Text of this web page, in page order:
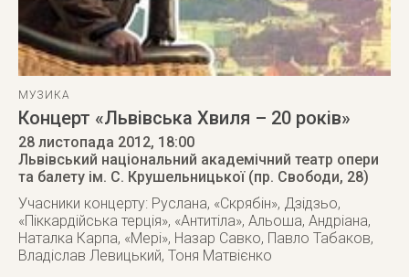
МУЗИКА
Концерт «Львівська Хвиля – 20 років»
28 листопада 2012, 18:00
Львівський національний академічний театр опери
та балету ім. С. Крушельницької (пр. Свободи, 28)
Учасники концерту: Руслана, «Скрябін», Дзідзьо,
«Піккардійська терція», «Антитіла», Альоша, Андріана,
Наталка Карпа, «Мері», Назар Савко, Павло Табаков,
Владіслав Левицький, Тоня Матвієнко